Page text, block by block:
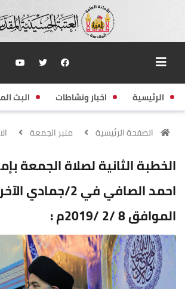
الرئيسية اخبار ونشاطات البث
الصفحة الرئيسية منبر الجمعة
الخطبة الثانية لصلاة الجمعة
الموافق 8 /2 /2019م :